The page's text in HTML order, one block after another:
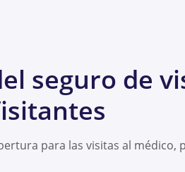
seguro de
para las visitas al médico,